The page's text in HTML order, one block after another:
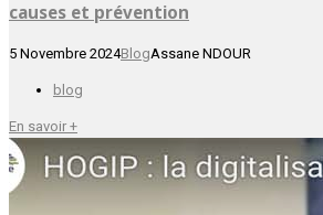
causes et prévention
5 Novembre 2024BlogAssane NDOUR
blog
En savoir +